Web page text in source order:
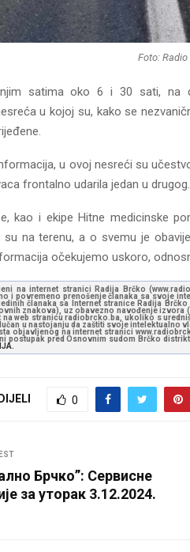
Foto:
satima oko 6 i 30 sati, na
u kojoj su, kako se
u ovoj nesreći su
frontalno udarila jedan u drugog.
kao i ekipe Hitne medicinske
su na terenu, a o svemu je
očekujemo uskoro,
na internet stranici Radija Brčko
i povremeno prenošenje članaka sa svoje
članaka sa Internet stranice Radija
znakova), uz obavezno navođenje izvora
web stranicu radiobrcko.ba, ukoliko s
u nastojanju da zaštiti svoje intelektualno
objavljenog na internet stranici
postupak pred Osnovnim sudom Brčko
0
Брчко”: Сервисне
за уторак 3.12.2024.